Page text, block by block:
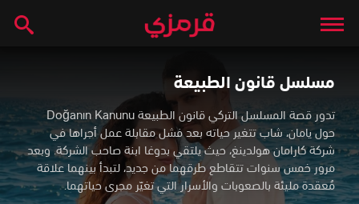
مسلسل قانون الطبيعة
تدور قصة المسلسل التركي قانون الطبيعة Doğanın Kanunu
حول يامان، شاب تتغير حياته بعد فشل مقابلة عمل أجراها في
شركة كارامان هولدينغ، حيث يلتقي بدوغا ابنة صاحب الشركة. وبعد
مرور خمس سنوات تتقاطع طرقهما من جديد، لتبدأ بينهما علاقة
مُعقدة مليئة بالصعوبات والأسرار التي تغيّر مجرى حياتهما.